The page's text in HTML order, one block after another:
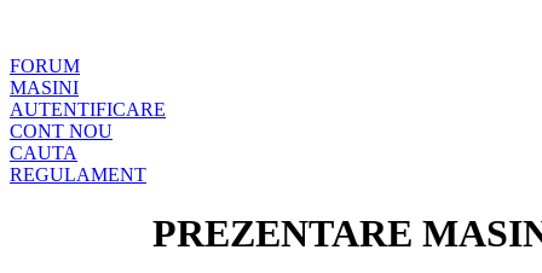
FORUM
MASINI
AUTENTIFICARE
CONT NOU
CAUTA
REGULAMENT
PREZENTARE